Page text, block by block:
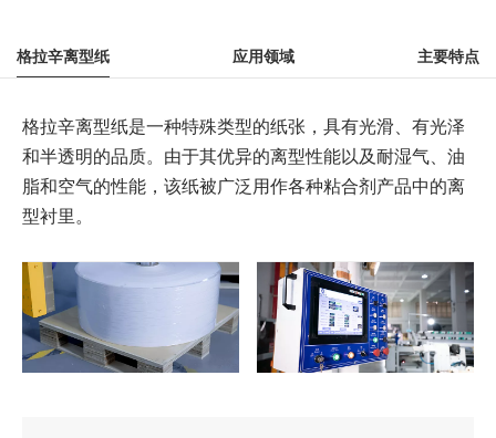
格拉辛离型纸 应用领域 主要特点
格拉辛离型纸是一种特殊类型的纸张，具有光滑、有光泽
和半透明的品质。由于其优异的离型性能以及耐湿气、油
脂和空气的性能，该纸被广泛用作各种粘合剂产品中的离
型衬里。